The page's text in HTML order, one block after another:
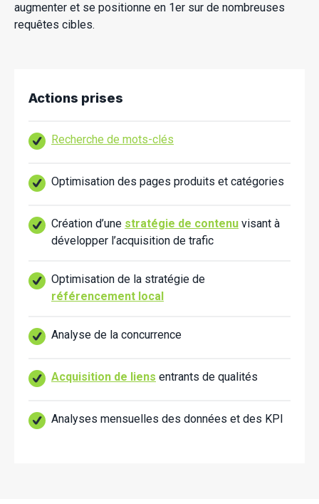
augmenter et se positionne en 1er sur de nombreuses
requêtes cibles.
Actions prises
Recherche de mots-clés
Optimisation des pages produits et catégories
Création d’une stratégie de contenu visant à
développer l’acquisition de trafic
Optimisation de la stratégie de
référencement local
Analyse de la concurrence
Acquisition de liens entrants de qualités
Analyses mensuelles des données et des KPI